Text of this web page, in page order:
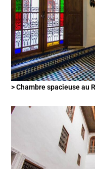
> Chambre spacieuse au